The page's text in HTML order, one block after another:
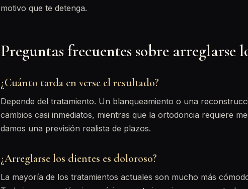
motivo que te detenga.
Preguntas frecuentes sobre arreglarse
¿Cuánto tarda en verse el resultado?
Depende del tratamiento. Un blanqueamiento o una
cambios casi inmediatos, mientras que la ortodoncia requiere
damos una previsión realista de plazos.
¿Arreglarse los dientes es doloroso?
La mayoría de los tratamientos actuales son mucho más